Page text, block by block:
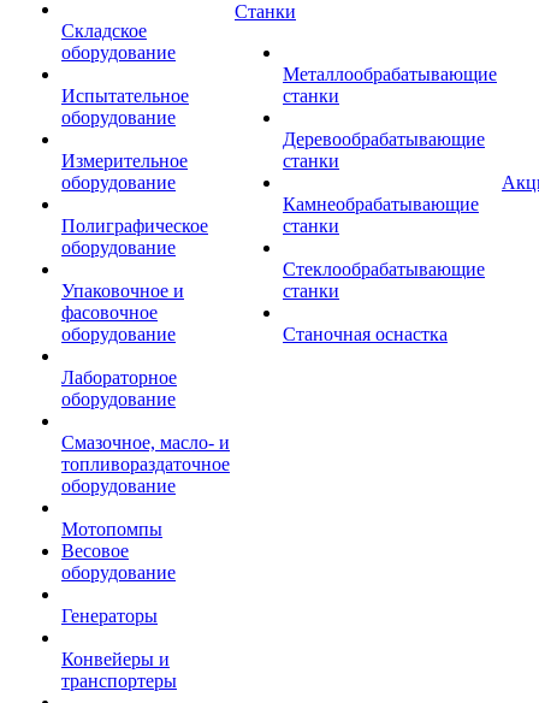
Складское
оборудование
Испытательное
оборудование
Измерительное
оборудование
Полиграфическое
оборудование
Упаковочное и
фасовочное
оборудование
Лабораторное
оборудование
Смазочное, масло- и
топливораздаточное
оборудование
Мотопомпы
Весовое
оборудование
Генераторы
Конвейеры и
транспортеры
Станки
Металлообрабатывающие
станки
Деревообрабатывающие
станки
Камнеобрабатывающие
станки
Стеклообрабатывающие
станки
Станочная оснастка